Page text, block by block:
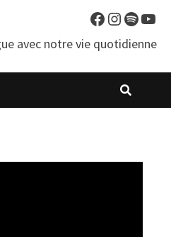
Facebook
avec notre vie quotidienne